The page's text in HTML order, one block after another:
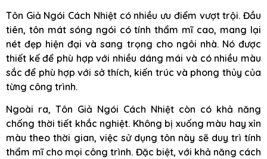
Tôn Giả Ngói Cách Nhiệt có nhiều ưu điểm vượt trội. Đầu
tiên, tôn mát sóng ngói có tính thẩm mĩ cao, mang lại
nét đẹp hiện đại và sang trọng cho ngôi nhà. Nó được
thiết kế để phù hợp với nhiều dáng mái và có nhiều màu
sắc để phù hợp với sở thích, kiến trúc và phong thủy của
từng công trình.
Ngoài ra, Tôn Giả Ngói Cách Nhiệt còn có khả năng
chống thời tiết khắc nghiệt. Không bị xuống màu hay xỉn
màu theo thời gian, việc sử dụng tôn này sẽ duy trì tính
thẩm mĩ cho mọi công trình. Đặc biệt, với khả năng cách